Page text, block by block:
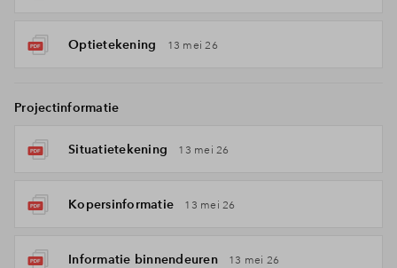
Optietekening 13 mei 26
Projectinformatie
Situatietekening 13 mei 26
Kopersinformatie 13 mei 26
Informatie binnendeuren 13 mei 26